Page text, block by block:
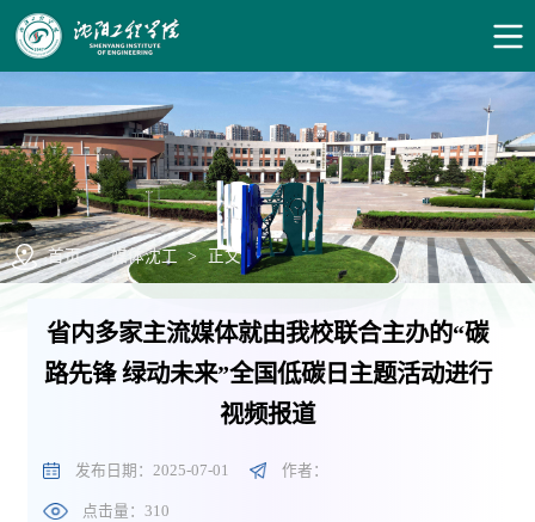
首页 > 媒体沈工 > 正文
省内多家主流媒体就由我校联合主办的“碳
路先锋 绿动未来”全国低碳日主题活动进行
视频报道
发布日期：2025-07-01 作者：
点击量：310